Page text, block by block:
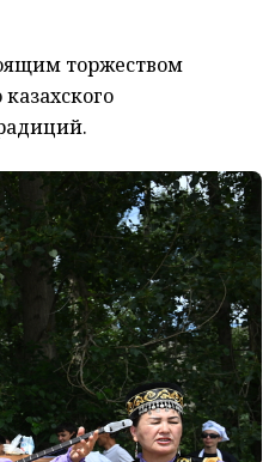
торжеством